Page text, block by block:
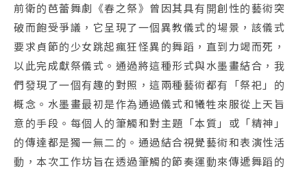
前衛的芭蕾舞劇《春之祭》曾因其具有開創性的藝術突
破而飽受爭議，它呈現了一個異教儀式的場景，該儀式
要求貞節的少女跳起瘋狂怪異的舞蹈，直到力竭而死，
以此完成獻祭儀式。通過將這種形式與水墨畫結合，我
們發現了一個有趣的對照，這兩種藝術都有「祭祀」的
概念。水墨畫最初是作為通過儀式和犧牲來服從上天旨
意的手段。每個人的筆觸和對主題「本質」或「精神」
的傳達都是獨一無二的。通過結合視覺藝術和表演性活
動，本次工作坊旨在透過筆觸的節奏運動來傳遞舞蹈的